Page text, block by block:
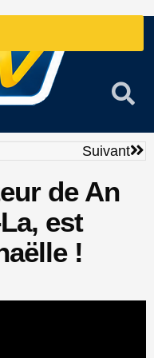
Suivant
de An
est
!